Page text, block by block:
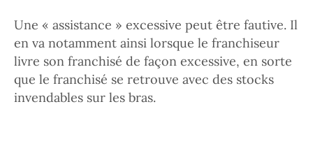
Une « assistance » excessive peut être fautive. Il
en va notamment ainsi lorsque le franchiseur
livre son franchisé de façon excessive, en sorte
que le franchisé se retrouve avec des stocks
invendables sur les bras.